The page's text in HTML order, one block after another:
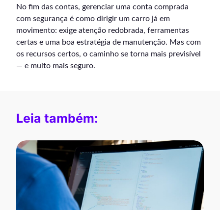
No fim das contas, gerenciar uma conta comprada
com segurança é como dirigir um carro já em
movimento: exige atenção redobrada, ferramentas
certas e uma boa estratégia de manutenção. Mas com
os recursos certos, o caminho se torna mais previsível
— e muito mais seguro.
Leia também: